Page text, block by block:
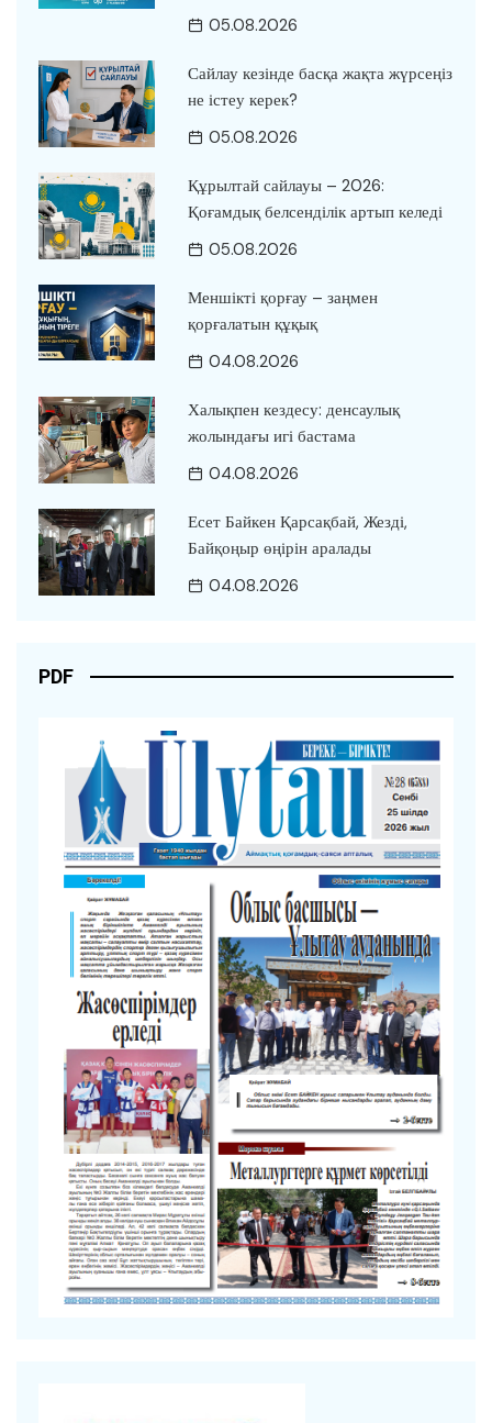
05.08.2026
Сайлау кезінде басқа жақта жүрсеңіз
не істеу керек?
05.08.2026
Құрылтай сайлауы – 2026:
Қоғамдық белсенділік артып келеді
05.08.2026
Меншікті қорғау – заңмен
қорғалатын құқық
04.08.2026
Халықпен кездесу: денсаулық
жолындағы игі бастама
04.08.2026
Есет Байкен Қарсақбай, Жезді,
Байқоңыр өңірін аралады
04.08.2026
PDF